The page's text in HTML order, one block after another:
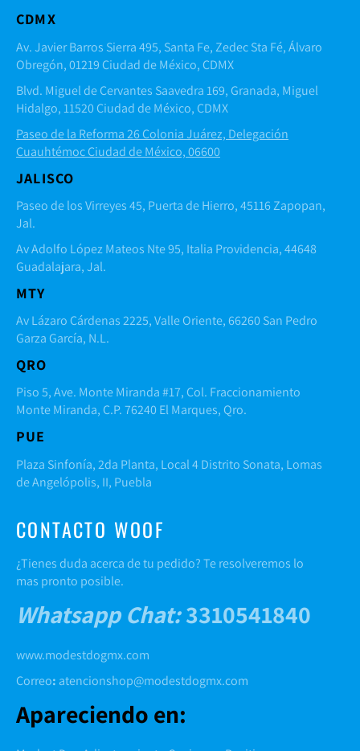
CDMX
Av. Javier Barros Sierra 495, Santa Fe, Zedec Sta Fé, Álvaro
Obregón, 01219 Ciudad de México, CDMX
Blvd. Miguel de Cervantes Saavedra 169, Granada, Miguel
Hidalgo, 11520 Ciudad de México, CDMX
Paseo de la Reforma 26 Colonia Juárez, Delegación
Cuauhtémoc Ciudad de México, 06600
JALISCO
Paseo de los Virreyes 45, Puerta de Hierro, 45116 Zapopan,
Jal.
Av Adolfo López Mateos Nte 95, Italia Providencia, 44648
Guadalajara, Jal.
MTY
Av Lázaro Cárdenas 2225, Valle Oriente, 66260 San Pedro
Garza García, N.L.
QRO
Piso 5, Ave. Monte Miranda #17, Col. Fraccionamiento
Monte Miranda, C.P. 76240 El Marques, Qro.
PUE
Plaza Sinfonía, 2da Planta, Local 4 Distrito Sonata, Lomas
de Angelópolis, II, Puebla
CONTACTO WOOF
¿Tienes duda acerca de tu pedido? Te resolveremos lo
mas pronto posible.
Whatsapp Chat:3310541840
www.modestdogmx.com
Correo: atencionshop@modestdogmx.com
Apareciendo en: